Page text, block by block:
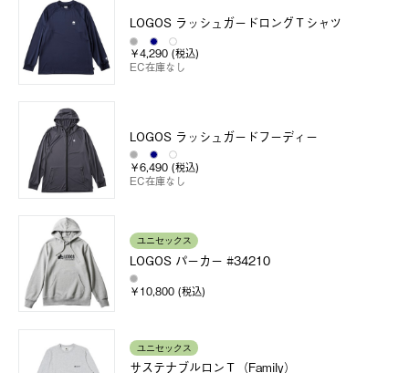
LOGOS ラッシュガードロングＴシャツ
￥4,290 (税込)
EC在庫なし
LOGOS ラッシュガードフーディー
￥6,490 (税込)
EC在庫なし
ユニセックス
LOGOS パーカー #34210
￥10,800 (税込)
ユニセックス
サステナブルロンＴ（Family）